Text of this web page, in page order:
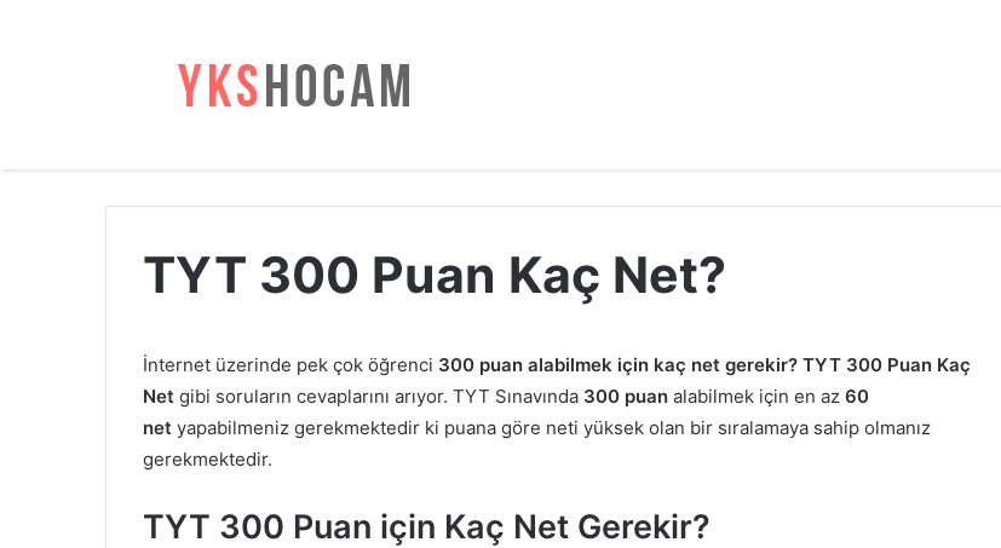
TYT 300 Puan Kaç Net?
İnternet üzerinde pek çok öğrenci 300 puan alabilmek için kaç net gerekir? TYT 300 Puan Kaç
Net gibi soruların cevaplarını arıyor. TYT Sınavında 300 puan alabilmek için en az 60
net yapabilmeniz gerekmektedir ki puana göre neti yüksek olan bir sıralamaya sahip olmanız
gerekmektedir.
TYT 300 Puan için Kaç Net Gerekir?